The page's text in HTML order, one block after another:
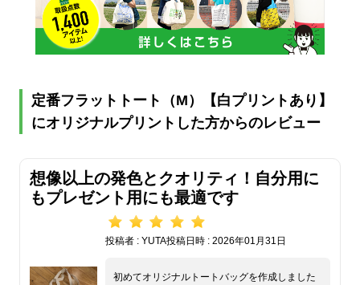
一番厚手のコットン生地で
す。堅さもあり、厚手なの
で、中身も透けることなく、
重視の方にはおすすめの14オ
ンスの厚手コットン生地で
す。
定番フラットトート（M）【白プリントあり】
にオリジナルプリントした方からのレビュー
想像以上の発色とクオリティ！自分用に
もプレゼント用にも最適です
投稿者 : YUTA投稿日時 : 2026年01月31日
初めてオリジナルトートバッグを作成しました